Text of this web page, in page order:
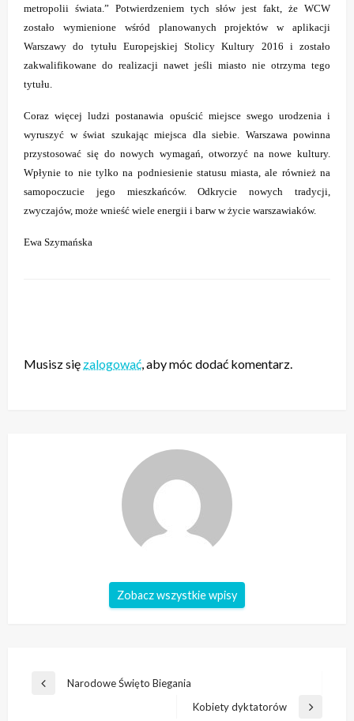
metropolii świata.” Potwierdzeniem tych słów jest fakt, że WCW
zostało wymienione wśród planowanych projektów w aplikacji
Warszawy do tytułu Europejskiej Stolicy Kultury 2016 i zostało
zakwalifikowane do realizacji nawet jeśli miasto nie otrzyma tego
tytułu.
Coraz więcej ludzi postanawia opuścić miejsce swego urodzenia i
wyruszyć w świat szukając miejsca dla siebie. Warszawa powinna
przystosować się do nowych wymagań, otworzyć na nowe kultury.
Wpłynie to nie tylko na podniesienie statusu miasta, ale również na
samopoczucie jego mieszkańców. Odkrycie nowych tradycji,
zwyczajów, może wnieść wiele energii i barw w życie warszawiaków.
Ewa Szymańska
Musisz się zalogować, aby móc dodać komentarz.
Zobacz wszystkie wpisy
Nawigacja
Poprzedni
Narodowe Święto Biegania
Następny
Kobiety dyktatorów